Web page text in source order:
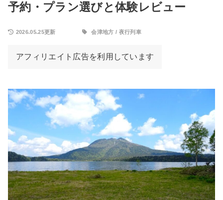
予約・プラン選びと体験レビュー
2026.05.25更新 会津地方 / 夜行列車
アフィリエイト広告を利用しています